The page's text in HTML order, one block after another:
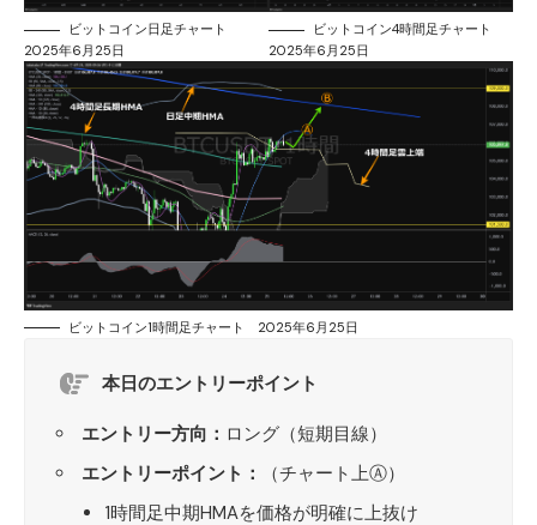
ビットコイン日足チャート
2025年6月25日
ビットコイン4時間足チャート
2025年6月25日
ビットコイン1時間足チャート 2025年6月25日
本日のエントリーポイント
エントリー方向： ロング（短期目線）
エントリーポイント：
（チャート上Ⓐ）
1時間足中期HMAを価格が明確に上抜け